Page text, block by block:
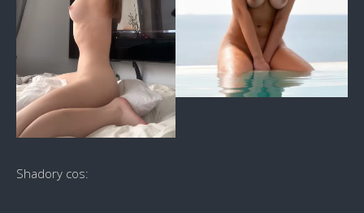
Shadory cos: